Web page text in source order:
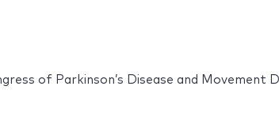
of Parkinson’s Disease and Movement